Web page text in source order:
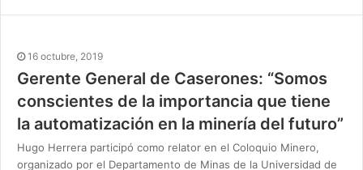
16 octubre, 2019
Gerente General de Caserones: “Somos
conscientes de la importancia que tiene
la automatización en la minería del futuro”
Hugo Herrera participó como relator en el Coloquio Minero,
organizado por el Departamento de Minas de la Universidad de